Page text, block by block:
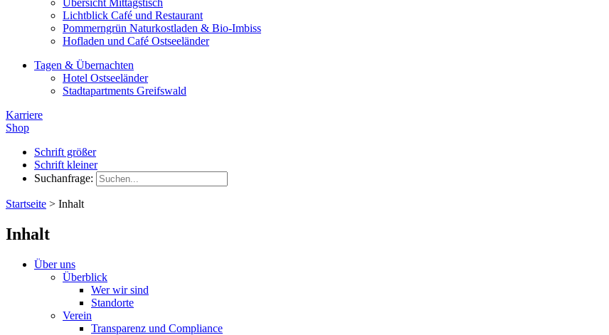
Übersicht Mittagstisch
Lichtblick Café und Restaurant
Pommerngrün Naturkostladen & Bio-Imbiss
Hofladen und Café Ostseeländer
Tagen & Übernachten
Hotel Ostseeländer
Stadtapartments Greifswald
Karriere
Shop
Schrift größer
Schrift kleiner
Suchanfrage:
Startseite > Inhalt
Inhalt
Über uns
Überblick
Wer wir sind
Standorte
Verein
Transparenz und Compliance